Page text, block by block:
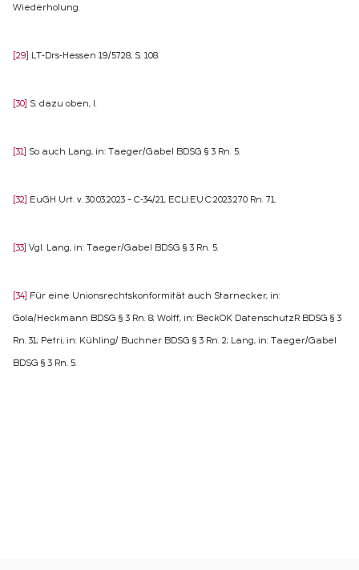
Wiederholung.
[29] LT-Drs-Hessen 19/5728, S. 108.
[30] S. dazu oben, I.
[31] So auch Lang, in: Taeger/Gabel BDSG § 3 Rn. 5.
[32] EuGH Urt. v. 30.03.2023 – C-34/21, ECLI:EU:C:2023:270 Rn. 71.
[33] Vgl. Lang, in: Taeger/Gabel BDSG § 3 Rn. 5.
[34] Für eine Unionsrechtskonformität auch Starnecker, in:
Gola/Heckmann BDSG § 3 Rn. 8; Wolff, in: BeckOK DatenschutzR BDSG § 3
Rn. 31; Petri, in: Kühling/ Buchner BDSG § 3 Rn. 2; Lang, in: Taeger/Gabel
BDSG § 3 Rn. 5.